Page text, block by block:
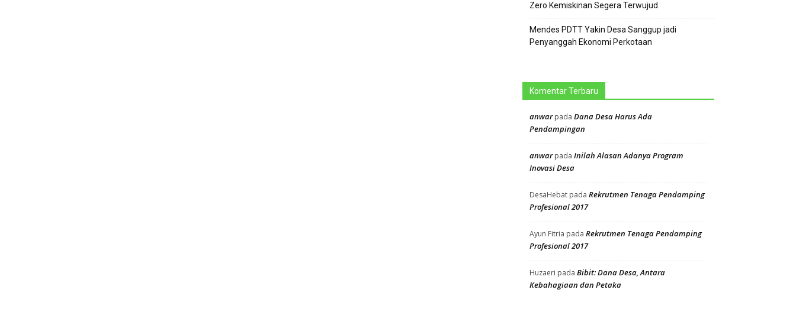
Zero Kemiskinan Segera Terwujud
Mendes PDTT Yakin Desa Sanggup jadi
Penyanggah Ekonomi Perkotaan
Komentar Terbaru
anwarpada Dana Desa Harus Ada
Pendampingan
anwarpada Inilah Alasan Adanya Program
Inovasi Desa
DesaHebat pada Rekrutmen Tenaga Pendamping
Profesional 2017
Ayun Fitria pada Rekrutmen Tenaga Pendamping
Profesional 2017
Huzaeri pada Bibit: Dana Desa, Antara
Kebahagiaan dan Petaka